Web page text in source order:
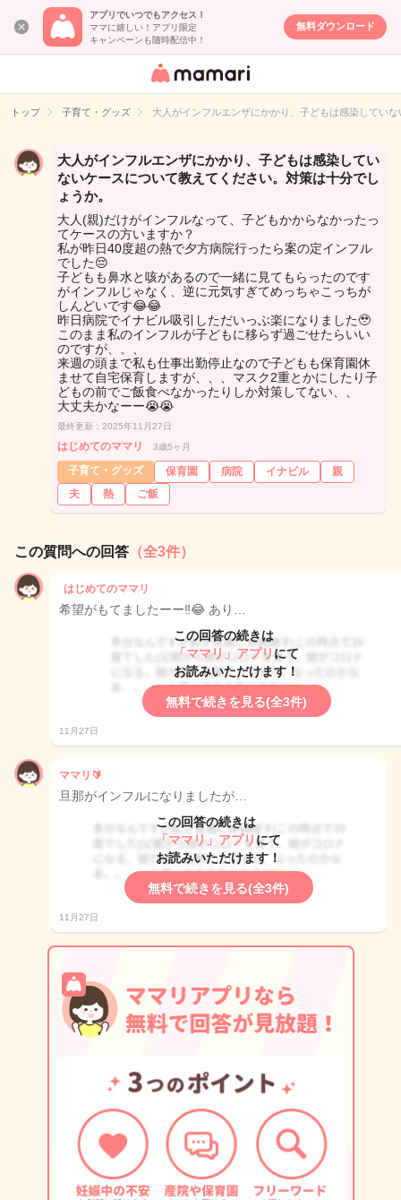
アプリでいつでもアクセス！
ママに嬉しい！アプリ限定
キャンペーンも随時配信中！
無料ダウンロード
女性専用匿名QA
イト
トップ 子育て・グッズ 大人がインフルエンザにかかり、子どもは感染してい
大人がインフルエンザにかかり、子どもは感染してい
ないケースについて教えてください。対策は十分でし
ょうか。
大人(親)だけがインフルなって、子どもかからなかったっ
てケースの方いますか？
私が昨日40度超の熱で夕方病院行ったら案の定インフル
でした😔
子どもも鼻水と咳があるので一緒に見てもらったのです
がインフルじゃなく、逆に元気すぎてめっちゃこっちが
しんどいです😂😂
昨日病院でイナビル吸引しただいっぶ楽になりました🥹
このまま私のインフルが子どもに移らず過ごせたらいい
のですが、、、
来週の頭まで私も仕事出勤停止なので子どもも保育園休
ませて自宅保育しますが、、、マスク2重とかにしたり子
どもの前でご飯食べなかったりしか対策してない、、
大丈夫かなーー😭😭
最終更新：2025年11月27日
はじめてのママリ 3歳5ヶ月
子育て・グッズ 保育園 病院 イナビル
親
夫
熱 ご飯
この質問への回答 （全3件）
はじめてのママリ
希望がもてましたーー‼️😂 あり…
この回答の続きは
「ママリ」アプリ にて
お読みいただけます！
無料で続きを見る(全3件)
11月27日
ママリ🔰
旦那がインフルになりましたが…
この回答の続きは
「ママリ」アプリ にて
お読みいただけます！
無料で続きを見る(全3件)
11月27日